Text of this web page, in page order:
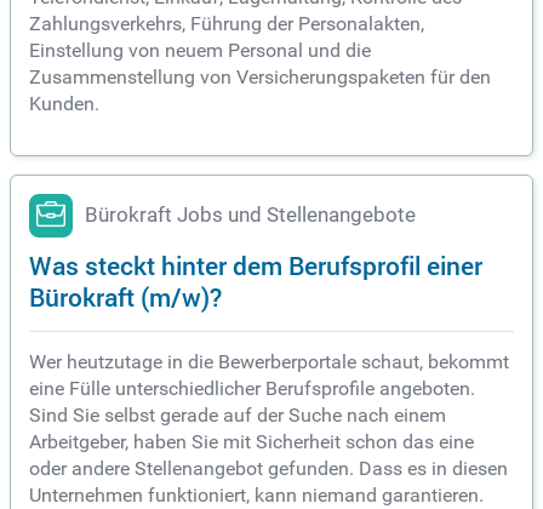
Zahlungsverkehrs, Führung der Personalakten,
Einstellung von neuem Personal und die
Zusammenstellung von Versicherungspaketen für den
Kunden.
Bürokraft Jobs und Stellenangebote
Was steckt hinter dem Berufsprofil einer
Bürokraft (m/w)?
Wer heutzutage in die Bewerberportale schaut, bekommt
eine Fülle unterschiedlicher Berufsprofile angeboten.
Sind Sie selbst gerade auf der Suche nach einem
Arbeitgeber, haben Sie mit Sicherheit schon das eine
oder andere Stellenangebot gefunden. Dass es in diesen
Unternehmen funktioniert, kann niemand garantieren.